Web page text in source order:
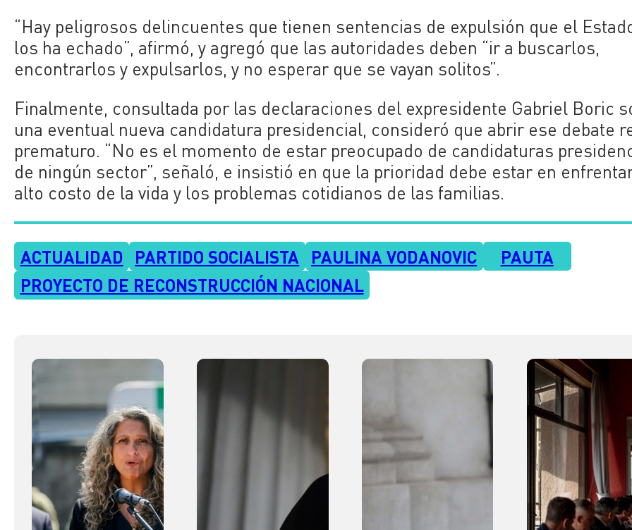
“Hay peligrosos delincuentes que tienen sentencias de expulsión que el
los ha echado”, afirmó, y agregó que las autoridades deben “ir a buscarlos,
encontrarlos y expulsarlos, y no esperar que se vayan solitos”.
Finalmente, consultada por las declaraciones del expresidente Gabriel Boric
una eventual nueva candidatura presidencial, consideró que abrir ese debate
prematuro. “No es el momento de estar preocupado de candidaturas
de ningún sector”, señaló, e insistió en que la prioridad debe estar en
alto costo de la vida y los problemas cotidianos de las familias.
ACTUALIDAD PARTIDO SOCIALISTA PAULINA VODANOVIC
PAUTA
PROYECTO DE RECONSTRUCCIÓN NACIONAL